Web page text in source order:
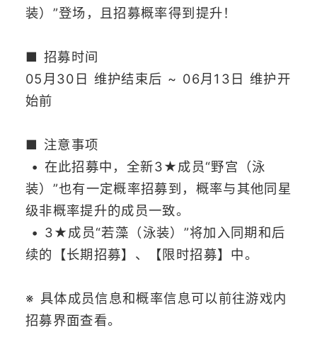
装）”登场，且招募概率得到提升！
■ 招募时间
05月30日 维护结束后 ~ 06月13日 维护开
始前
■ 注意事项
• 在此招募中，全新3★成员“野宫（泳
装）”也有一定概率招募到，概率与其他同星
级非概率提升的成员一致。
• 3★成员“若藻（泳装）”将加入同期和后
续的【长期招募】、【限时招募】中。
※ 具体成员信息和概率信息可以前往游戏内
招募界面查看。